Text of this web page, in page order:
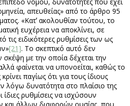
απευθείας» από το άρθρο 95
«Κατʼ ακολουθίαν τούτου, το
ευχέρεια να αποκλίνει, σε
τις ειδικότερες ρυθμίσεις των ως
[21]. Το σκεπτικό αυτό δεν
σκέψη με την οποία δέχεται την
φαίνεται να υπονοείται, καθώς το
παγίως ότι για τους ίδιους
δυνατότητα στο πλαίσιο της
ίδιες ρυθμίσεις να ισχύσουν